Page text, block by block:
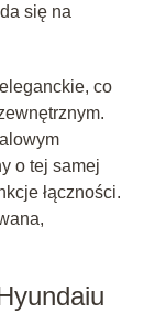
się na
co
o tej samej
łączności.